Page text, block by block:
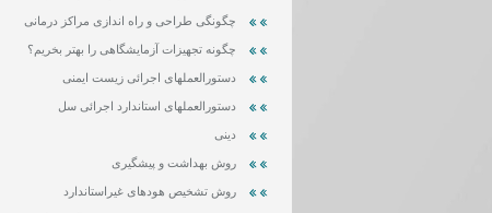
چگونگی طراحی و راه اندازی مراکز درمانی
چگونه تجهیزات آزمایشگاهی را بهتر بخریم؟
دستورالعملهای اجرائی زیست ایمنی
دستورالعملهای استاندارد اجرائی سل
دینی
روش بهداشت و پیشگیری
روش تشخیص هودهای غیراستاندارد